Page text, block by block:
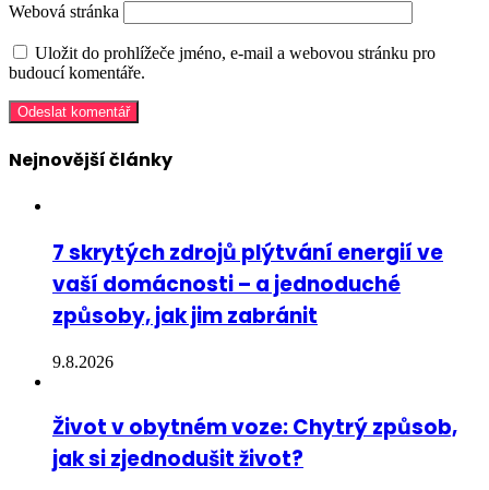
Webová stránka
Uložit do prohlížeče jméno, e-mail a webovou stránku pro
budoucí komentáře.
Nejnovější články
7 skrytých zdrojů plýtvání energií ve
vaší domácnosti – a jednoduché
způsoby, jak jim zabránit
9.8.2026
Život v obytném voze: Chytrý způsob,
jak si zjednodušit život?